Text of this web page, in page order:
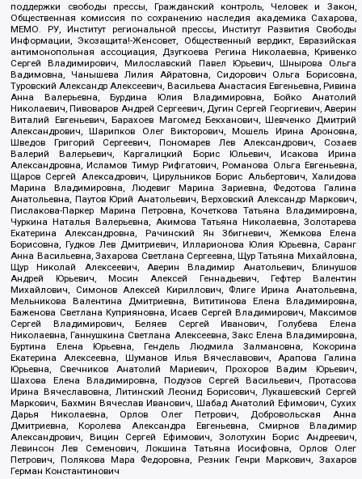
поддержки свободы прессы, Гражданский контроль, Человек и Закон,
Общественная комиссия по сохранению наследия академика Сахарова,
МЕМО. РУ, Институт региональной прессы, Институт Развития Свободы
Информации, Экозащита!-Женсовет, Общественный вердикт, Евразийская
антимонопольная ассоциация, Дзугкоева Регина Николаевна, Кривенко
Сергей Владимирович, Милославский Павел Юрьевич, Шнырова Ольга
Вадимовна, Чанышева Лилия Айратовна, Сидорович Ольга Борисовна,
Туровский Александр Алексеевич, Васильева Анастасия Евгеньевна, Ривина
Анна Валерьевна, Бурдина Юлия Владимировна, Бойко Анатолий
Николаевич, Пивоваров Андрей Сергеевич, Дугин Сергей Георгиевич, Аверин
Виталий Евгеньевич, Барахоев Магомед Бекханович, Шевченко Дмитрий
Александрович, Шарипков Олег Викторович, Мошель Ирина Ароновна,
Шведов Григорий Сергеевич, Пономарев Лев Александрович, Созаев
Валерий Валерьевич, Каргалицкий Борис Юльевич, Исакова Ирина
Александровна, Исламов Тимур Рифгатович, Романова Ольга Евгеньевна,
Щаров Сергей Алексадрович, Цирульников Борис Альбертович, Халидова
Марина Владимировна, Людевиг Марина Зариевна, Федотова Галина
Анатольевна, Паутов Юрий Анатольевич, Верховский Александр Маркович,
Пислакова-Паркер Марина Петровна, Кочеткова Татьяна Владимировна,
Чуркина Наталья Валерьевна, Акимова Татьяна Николаевна, Золотарева
Екатерина Александровна, Рачинский Ян Збигневич, Жемкова Елена
Борисовна, Гудков Лев Дмитриевич, Илларионова Юлия Юрьевна, Саранг
Анна Васильевна, Захарова Светлана Сергеевна, Щур Татьяна Михайловна,
Щур Николай Алексеевич, Аверин Владимир Анатольевич, Блинушов
Андрей Юрьевич, Мосин Алексей Геннадьевич, Гефтер Валентин
Михайлович, Симонов Алексей Кириллович, Флиге Ирина Анатольевна,
Мельникова Валентина Дмитриевна, Вититинова Елена Владимировна,
Баженова Светлана Куприяновна, Исаев Сергей Владимирович, Максимов
Сергей Владимирович, Беляев Сергей Иванович, Голубева Елена
Николаевна, Ганнушкина Светлана Алексеевна, Закс Елена Владимировна,
Буртина Елена Юрьевна, Гендель Людмила Залмановна, Кокорина
Екатерина Алексеевна, Шуманов Илья Вячеславович, Арапова Галина
Юрьевна, Свечников Анатолий Мариевич, Прохоров Вадим Юрьевич,
Шахова Елена Владимировна, Подузов Сергей Васильевич, Протасова
Ирина Вячеславовна, Литинский Леонид Борисович, Лукашевский Сергей
Маркович, Бахмин Вячеслав Иванович, Шабад Анатолий Ефимович, Сухих
Дарья Николаевна, Орлов Олег Петрович, Добровольская Анна
Дмитриевна, Королева Александра Евгеньевна, Смирнов Владимир
Александрович, Вицин Сергей Ефимович, Золотухин Борис Андреевич,
Левинсон Лев Семенович, Локшина Татьяна Иосифовна, Орлов Олег
Петрович, Полякова Мара Федоровна, Резник Генри Маркович, Захаров
Герман Константинович